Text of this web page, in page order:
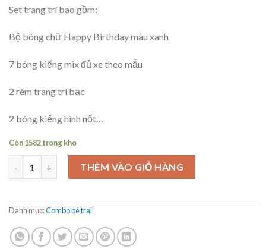
Set trang trí bao gồm:
Bộ bóng chữ Happy Birthday màu xanh
7 bóng kiếng mix đủ xe theo mẫu
2 rèm trang trí bạc
2 bóng kiếng hình nốt…
Còn 1582 trong kho
Set trang trí sinh nhật cho bé trai - Nhiều loại xe số lượng
THÊM VÀO GIỎ HÀNG
Danh mục:Combo bé trai